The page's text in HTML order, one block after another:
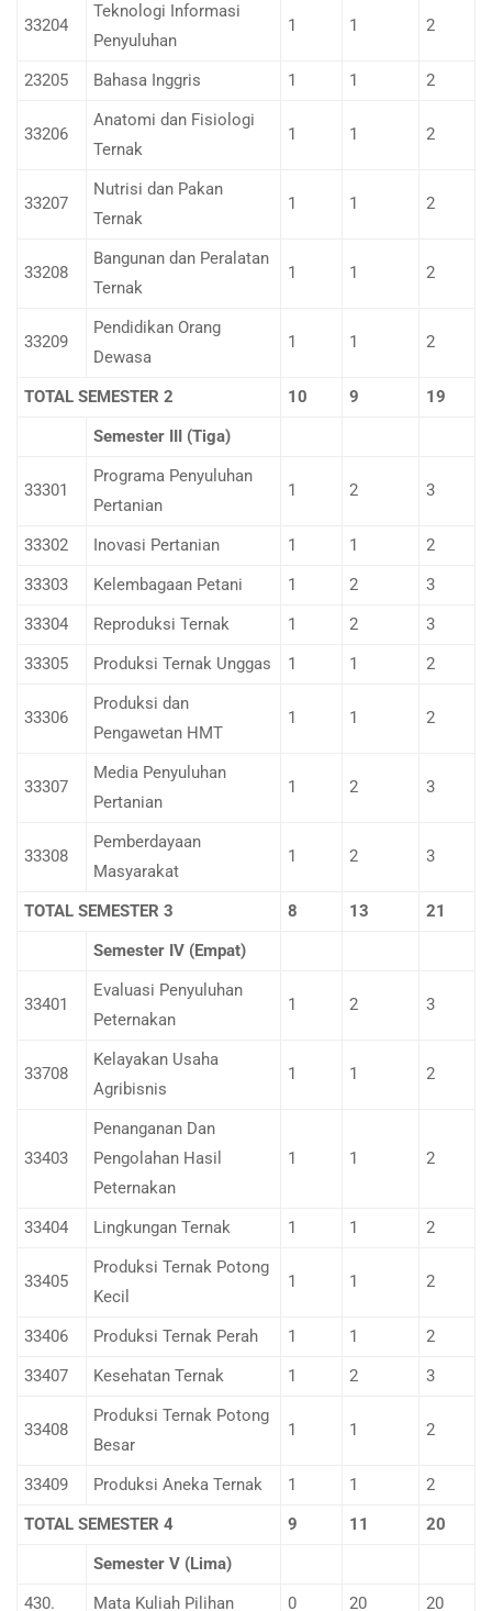
33204
Teknologi Informasi
Penyuluhan
1 1 2
23205 Bahasa Inggris 1 1 2
33206
Anatomi dan Fisiologi
Ternak
1 1 2
33207
Nutrisi dan Pakan
Ternak
1 1 2
33208
Bangunan dan Peralatan
Ternak
1 1 2
33209
Pendidikan Orang
Dewasa
1 1 2
TOTAL SEMESTER 2 10 9
19
Semester III (Tiga)
33301
Programa Penyuluhan
Pertanian
1 2 3
33302 Inovasi Pertanian 1 1
2
33303
Kelembagaan Petani 1 2
3
33304
Reproduksi Ternak 1 2
3
33305
Produksi Ternak Unggas 1 1 2
33306
Produksi dan
Pengawetan HMT
1 1 2
33307
Media Penyuluhan
Pertanian
1 2 3
33308
Pemberdayaan
Masyarakat
1 2 3
TOTAL SEMESTER 3 8 13
21
Semester IV (Empat)
33401
Evaluasi Penyuluhan
Peternakan
1 2 3
33708
Kelayakan Usaha
Agribisnis
1 1 2
33403
Penanganan Dan
Pengolahan Hasil
Peternakan
1 1 2
33404 Lingkungan Ternak 1 1 2
33405
Produksi Ternak Potong
Kecil
1 1 2
33406 Produksi Ternak Perah 1 1
2
33407
Kesehatan Ternak 1 2 3
33408
Produksi Ternak Potong
Besar
1 1 2
33409 Produksi Aneka Ternak 1 1
2
TOTAL SEMESTER 4
9 11
20
Semester V (Lima)
430.
Mata Kuliah Pilihan 0 20 20